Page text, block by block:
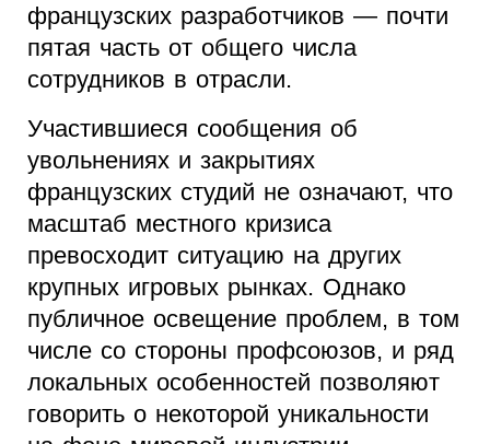
французских разработчиков — почти
пятая часть от общего числа
сотрудников в отрасли.
Участившиеся сообщения об
увольнениях и закрытиях
французских студий не означают, что
масштаб местного кризиса
превосходит ситуацию на других
крупных игровых рынках. Однако
публичное освещение проблем, в том
числе со стороны профсоюзов, и ряд
локальных особенностей позволяют
говорить о некоторой уникальности